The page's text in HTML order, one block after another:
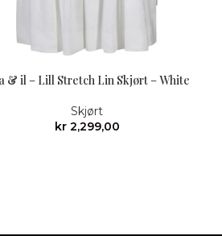
& il – Lill Stretch Lin Skjørt – White
Skjørt
kr2,299,00